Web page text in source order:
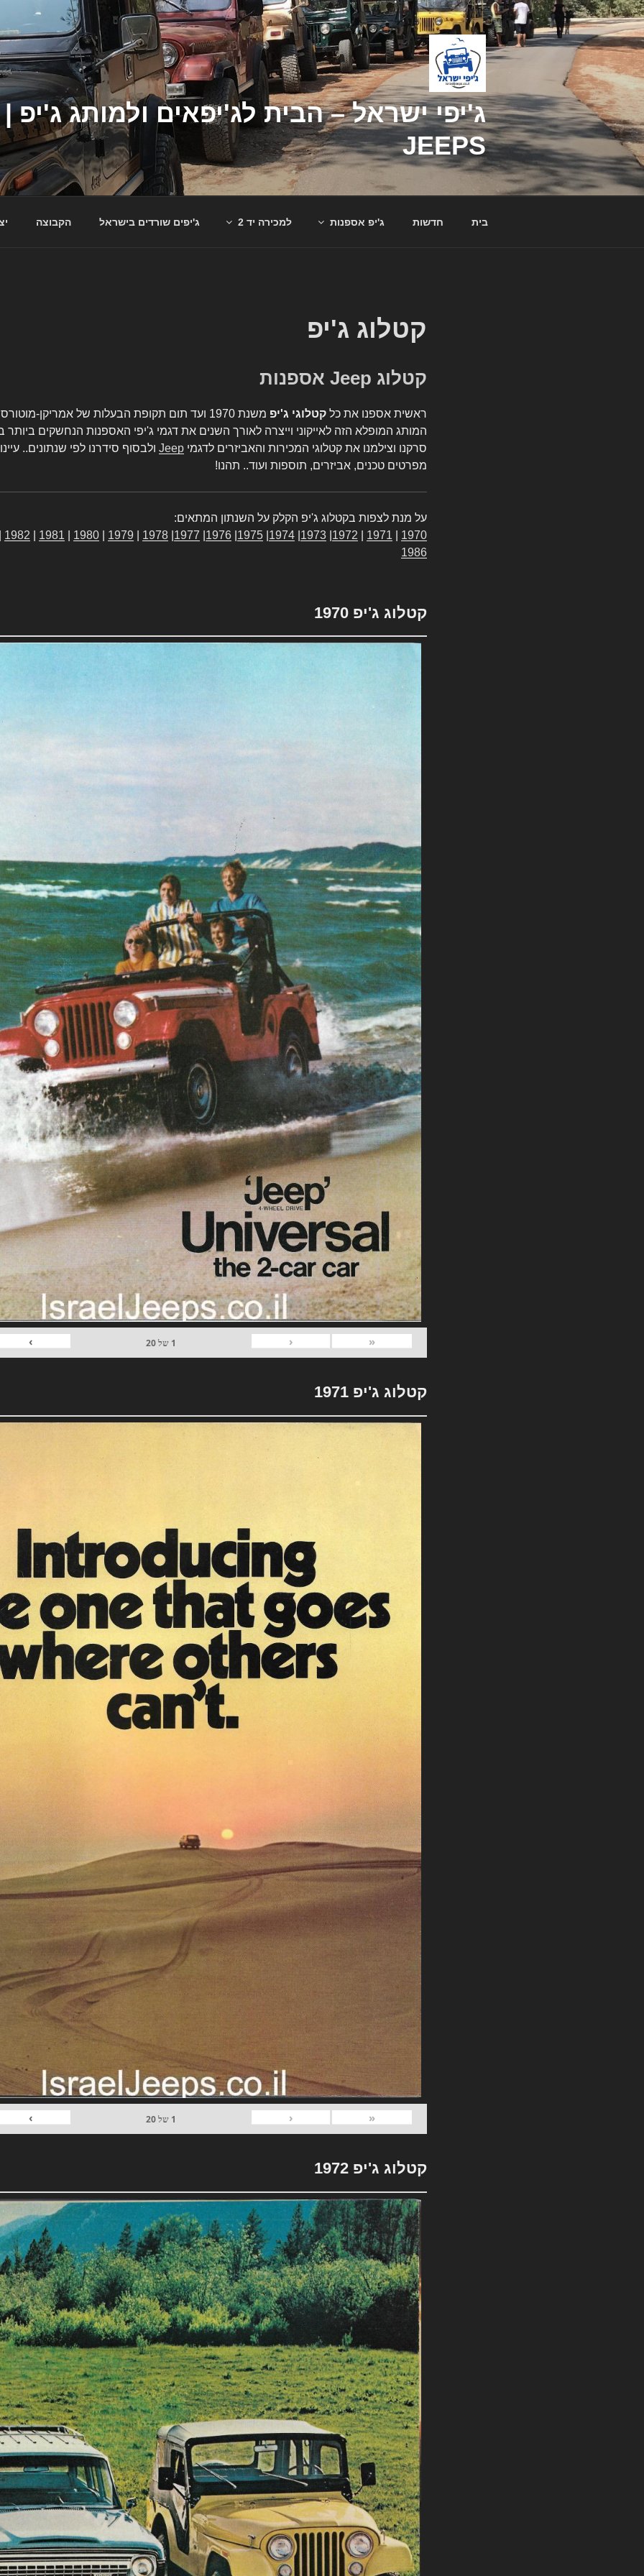
דילוג
לתוכן
JEEPS
בית חדשות ג'יפ אספנות למכירה יד 2 ג'יפים שורדים בישראל הקבוצה
קטלוג ג'יפ
קטלוג Jeep אספנות
ראשית אספנו את כל קטלוגי ג'יפ
משנת 1970 ועד תום תקופת הבעלות של אמריקן-
המותג המופלא הזה לאייקוני וייצרה לאורך השנים את דגמי ג'יפי האספנות הנחשקים
סרקנו וצילמנו את קטלוגי המכירות והאביזרים לדגמי Jeep ולבסוף סידרנו לפי שנתונים..
מפרטים טכנים, אביזרים, תוספות ועוד.. תהנו!
על מנת לצפות בקטלוג ג'יפ הקלק על השנתון המתאים:
1970
1971
1972
1973
1974
1975
1976
1977
1978
1979
1980
1981
1982
1986
קטלוג ג'יפ 1970
«
‹
1 של20
›
קטלוג ג'יפ 1971
«
‹
1 של20
›
קטלוג ג'יפ 1972